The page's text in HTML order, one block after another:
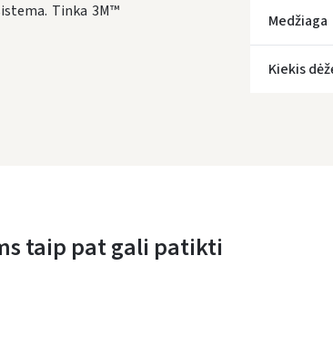
Tinka 3M™
Medžiaga
Kiekis
taip pat gali patikti